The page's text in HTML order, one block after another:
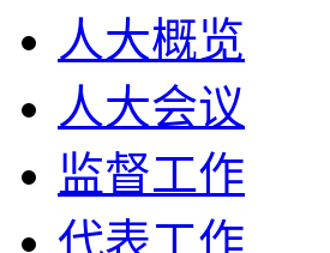
人大概览
人大会议
监督工作
代表工作